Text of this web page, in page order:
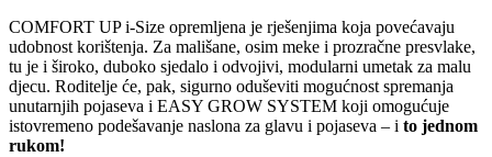
COMFORT UP i-Size opremljena je rješenjima koja povećavaju
udobnost korištenja. Za mališane, osim meke i prozračne presvlake,
tu je i široko, duboko sjedalo i odvojivi, modularni umetak za malu
djecu. Roditelje će, pak, sigurno oduševiti mogućnost spremanja
unutarnjih pojaseva i EASY GROW SYSTEM koji omogućuje
istovremeno podešavanje naslona za glavu i pojaseva – i to jednom
rukom!